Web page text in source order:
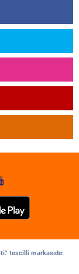
tescilli markasıdır.